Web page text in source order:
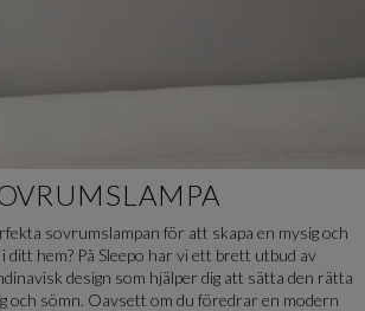
sovrumslampan för att skapa en mysig och
ditt hem? På Sleepo har vi ett brett utbud av
design som hjälper dig att sätta den rätta
och sömn. Oavsett om du föredrar en modern